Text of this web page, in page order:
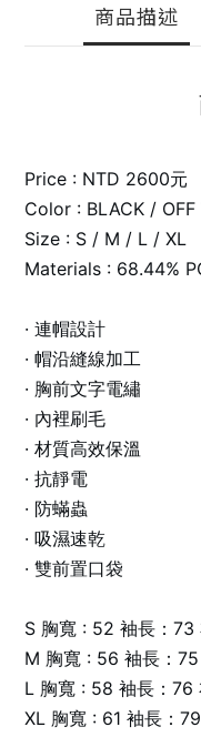
商品描述
Price : NTD 2600元
Color : BLACK / OFF
Size : S / M / L / XL
Materials : 68.44%
· 連帽設計
· 帽沿縫線加工
· 胸前文字電繡
· 內裡刷毛
· 材質高效保溫
· 抗靜電
· 防蟎蟲
· 吸濕速乾
· 雙前置口袋
S 胸寬 : 52 袖長：73
M 胸寬 : 56 袖長：
L 胸寬 : 58 袖長：76
XL 胸寬 : 61 袖長：